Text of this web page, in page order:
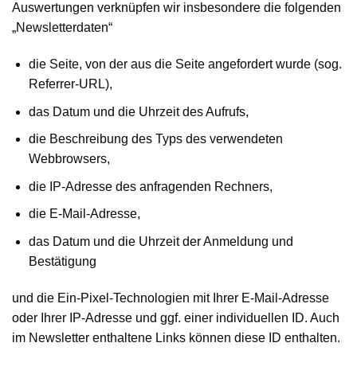
Auswertungen verknüpfen wir insbesondere die folgenden
„Newsletterdaten“
die Seite, von der aus die Seite angefordert wurde (sog.
Referrer-URL),
das Datum und die Uhrzeit des Aufrufs,
die Beschreibung des Typs des verwendeten
Webbrowsers,
die IP-Adresse des anfragenden Rechners,
die E-Mail-Adresse,
das Datum und die Uhrzeit der Anmeldung und
Bestätigung
und die Ein-Pixel-Technologien mit Ihrer E-Mail-Adresse
oder Ihrer IP-Adresse und ggf. einer individuellen ID. Auch
im Newsletter enthaltene Links können diese ID enthalten.